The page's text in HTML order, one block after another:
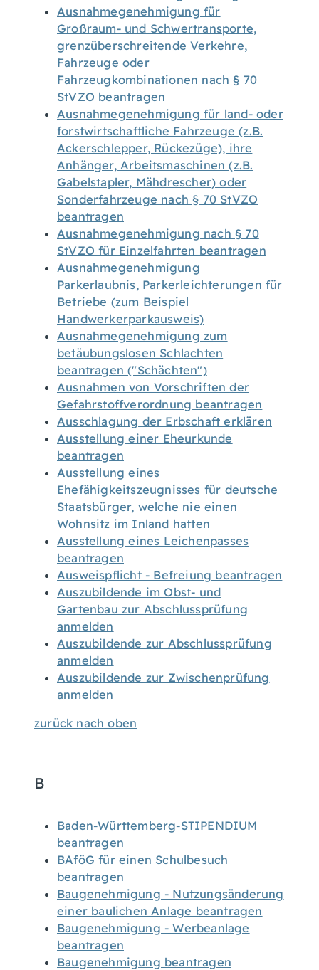
Ausnahmegenehmigung für
Großraum- und Schwertransporte,
grenzüberschreitende Verkehre,
Fahrzeuge oder
Fahrzeugkombinationen nach § 70
StVZO beantragen
Ausnahmegenehmigung für land- oder
forstwirtschaftliche Fahrzeuge (z.B.
Ackerschlepper, Rückezüge), ihre
Anhänger, Arbeitsmaschinen (z.B.
Gabelstapler, Mähdrescher) oder
Sonderfahrzeuge nach § 70 StVZO
beantragen
Ausnahmegenehmigung nach § 70
StVZO für Einzelfahrten beantragen
Ausnahmegenehmigung
Parkerlaubnis, Parkerleichterungen für
Betriebe (zum Beispiel
Handwerkerparkausweis)
Ausnahmegenehmigung zum
betäubungslosen Schlachten
beantragen ("Schächten")
Ausnahmen von Vorschriften der
Gefahrstoffverordnung beantragen
Ausschlagung der Erbschaft erklären
Ausstellung einer Eheurkunde
beantragen
Ausstellung eines
Ehefähigkeitszeugnisses für deutsche
Staatsbürger, welche nie einen
Wohnsitz im Inland hatten
Ausstellung eines Leichenpasses
beantragen
Ausweispflicht - Befreiung beantragen
Auszubildende im Obst- und
Gartenbau zur Abschlussprüfung
anmelden
Auszubildende zur Abschlussprüfung
anmelden
Auszubildende zur Zwischenprüfung
anmelden
zurück nach oben
B
Baden-Württemberg-STIPENDIUM
beantragen
BAföG für einen Schulbesuch
beantragen
Baugenehmigung - Nutzungsänderung
einer baulichen Anlage beantragen
Baugenehmigung - Werbeanlage
beantragen
Baugenehmigung beantragen